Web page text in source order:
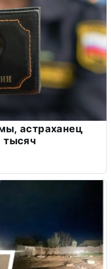
астраханец
тысяч